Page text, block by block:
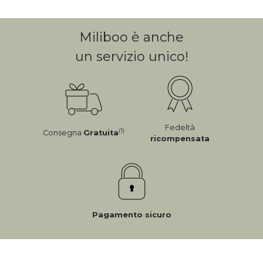
Miliboo è anche
un servizio unico!
Consegna Gratuita(1)
Fedeltà
ricompensata
Pagamento sicuro